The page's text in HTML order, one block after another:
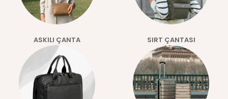
ASKILI ÇANTA SIRT ÇANTASI